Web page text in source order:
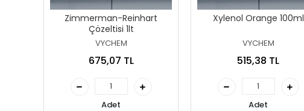
Zimmerman-Reinhart
Çözeltisi 1lt
VYCHEM
675,07 TL
Adet
Xylenol Orange 100ml
VYCHEM
515,38 TL
Adet